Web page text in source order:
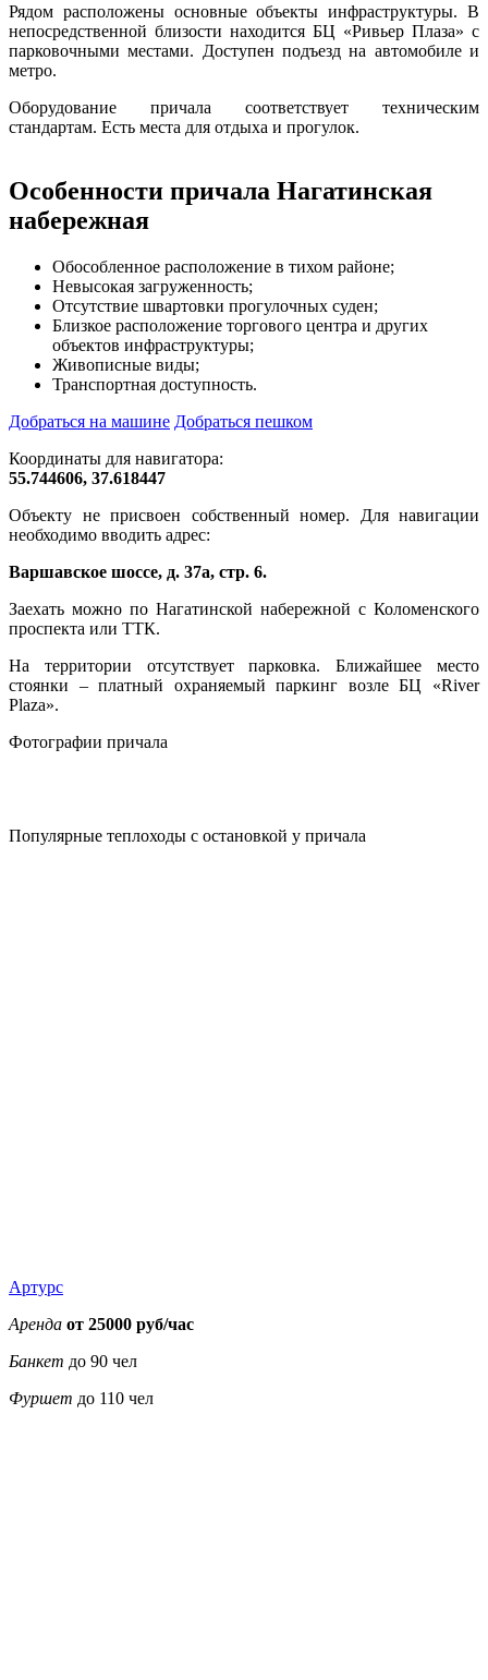
Рядом расположены основные объекты инфраструктуры. В
непосредственной близости находится БЦ «Ривьер Плаза» с
парковочными местами. Доступен подъезд на автомобиле и
метро.
Оборудование причала соответствует техническим
стандартам. Есть места для отдыха и прогулок.
37.627856
Особенности причала Нагатинская
набережная
Обособленное расположение в тихом районе;
Невысокая загруженность;
Отсутствие швартовки прогулочных суден;
Близкое расположение торгового центра и других
объектов инфраструктуры;
Живописные виды;
Транспортная доступность.
Добраться на машине Добраться пешком
Координаты для навигатора:
55.744606, 37.618447
Объекту не присвоен собственный номер. Для навигации
необходимо вводить адрес:
Варшавское шоссе, д. 37а, стр. 6.
Заехать можно по Нагатинской набережной с Коломенского
проспекта или ТТК.
На территории отсутствует парковка. Ближайшее место
стоянки – платный охраняемый паркинг возле БЦ «River
Plaza».
Фотографии причала
Популярные теплоходы с остановкой у причала
Артурс
Аренда от 25000 руб/час
Банкет до 90 чел
Фуршет до 110 чел